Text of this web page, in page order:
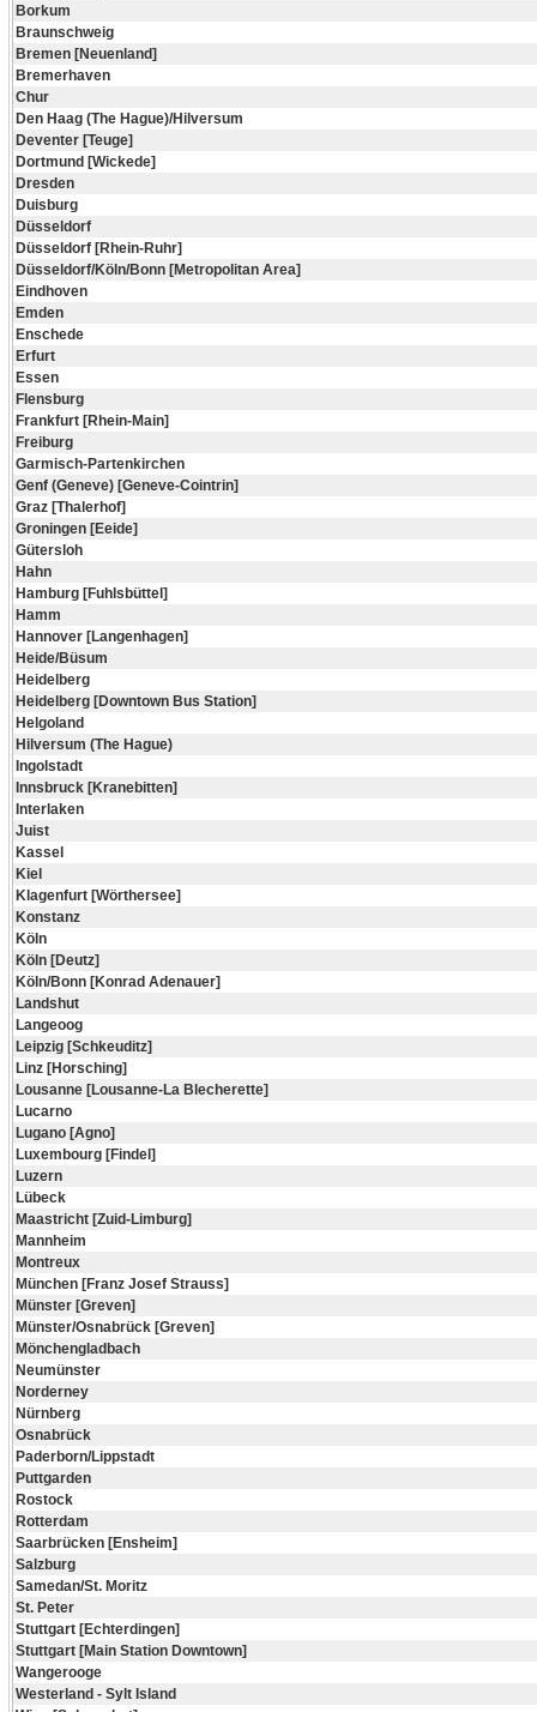
Borkum
Braunschweig
Bremen [Neuenland]
Bremerhaven
Chur
Den Haag (The Hague)/Hilversum
Deventer [Teuge]
Dortmund [Wickede]
Dresden
Duisburg
Düsseldorf
Düsseldorf [Rhein-Ruhr]
Düsseldorf/Köln/Bonn [Metropolitan Area]
Eindhoven
Emden
Enschede
Erfurt
Essen
Flensburg
Frankfurt [Rhein-Main]
Freiburg
Garmisch-Partenkirchen
Genf (Geneve) [Geneve-Cointrin]
Graz [Thalerhof]
Groningen [Eeide]
Gütersloh
Hahn
Hamburg [Fuhlsbüttel]
Hamm
Hannover [Langenhagen]
Heide/Büsum
Heidelberg
Heidelberg [Downtown Bus Station]
Helgoland
Hilversum (The Hague)
Ingolstadt
Innsbruck [Kranebitten]
Interlaken
Juist
Kassel
Kiel
Klagenfurt [Wörthersee]
Konstanz
Köln
Köln [Deutz]
Köln/Bonn [Konrad Adenauer]
Landshut
Langeoog
Leipzig [Schkeuditz]
Linz [Horsching]
Lousanne [Lousanne-La Blecherette]
Lucarno
Lugano [Agno]
Luxembourg [Findel]
Luzern
Lübeck
Maastricht [Zuid-Limburg]
Mannheim
Montreux
München [Franz Josef Strauss]
Münster [Greven]
Münster/Osnabrück [Greven]
Mönchengladbach
Neumünster
Norderney
Nürnberg
Osnabrück
Paderborn/Lippstadt
Puttgarden
Rostock
Rotterdam
Saarbrücken [Ensheim]
Salzburg
Samedan/St. Moritz
St. Peter
Stuttgart [Echterdingen]
Stuttgart [Main Station Downtown]
Wangerooge
Westerland - Sylt Island